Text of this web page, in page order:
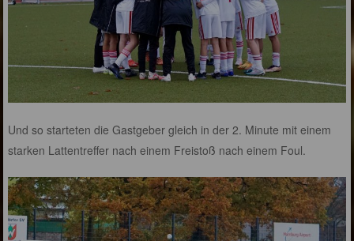
Und so starteten die Gastgeber gleich in der 2. Minute mit einem
starken Lattentreffer nach einem Freistoß nach einem Foul.